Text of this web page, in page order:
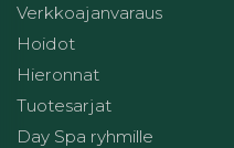
Verkkoajanvaraus
Hoidot
Hieronnat
Tuotesarjat
Day Spa ryhmille